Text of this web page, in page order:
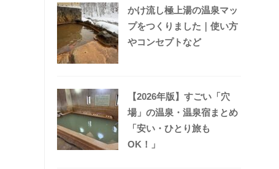
かけ流し極上湯の温泉マッ
プをつくりました｜使い方
やコンセプトなど
【2026年版】すごい「穴
場」の温泉・温泉宿まとめ
「安い・ひとり旅も
OK！」